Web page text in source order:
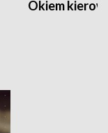
Okiem